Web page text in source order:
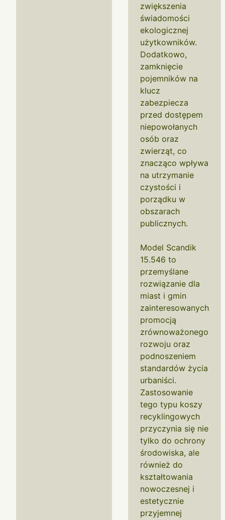
zwiększenia
świadomości
ekologicznej
użytkowników.
Dodatkowo,
zamknięcie
pojemników na
klucz
zabezpiecza
przed dostępem
niepowołanych
osób oraz
zwierząt, co
znacząco wpływa
na utrzymanie
czystości i
porządku w
obszarach
publicznych.
Model Scandik
15.546 to
przemyślane
rozwiązanie dla
miast i gmin
zainteresowanych
promocją
zrównoważonego
rozwoju oraz
podnoszeniem
standardów życia
urbaniści.
Zastosowanie
tego typu koszy
recyklingowych
przyczynia się nie
tylko do ochrony
środowiska, ale
również do
kształtowania
nowoczesnej i
estetycznie
przyjemnej